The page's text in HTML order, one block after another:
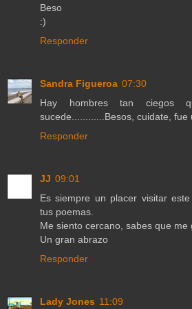
Beso
:)
Responder
Sandra Figueroa 07:30
Hay hombres tan
sucede............Besos, cuidate, fue
Responder
JJ 09:01
Es siempre un placer visitar
tus poemas.
Me siento cercano, sabes que me
Un gran abrazo
Responder
Lady Jones 11:09